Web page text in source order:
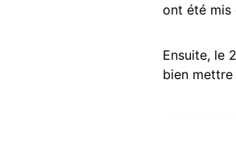
ont été mis
Ensuite, le
bien mettre